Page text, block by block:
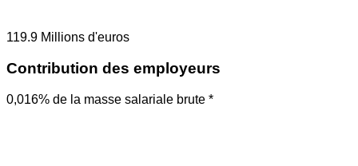
119.9 Millions d'euros
Contribution des employeurs
0,016% de la masse salariale brute *